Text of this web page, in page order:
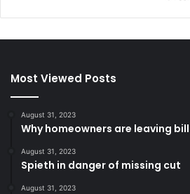
Most Viewed Posts
August 31, 2023
Why homeowners are leaving
August 31, 2023
Spieth in danger of missing cut
August 31, 2023